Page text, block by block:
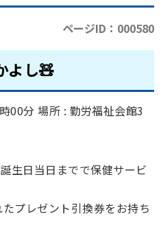
ページID：000580
よし🧸
00分 場所 : 勤労福祉会館3
生日当日までで保健サービ
プレゼント引換券をお持ち